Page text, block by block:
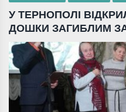
У ТЕРНОПОЛІ
ДОШКИ ЗАГИБЛИМ